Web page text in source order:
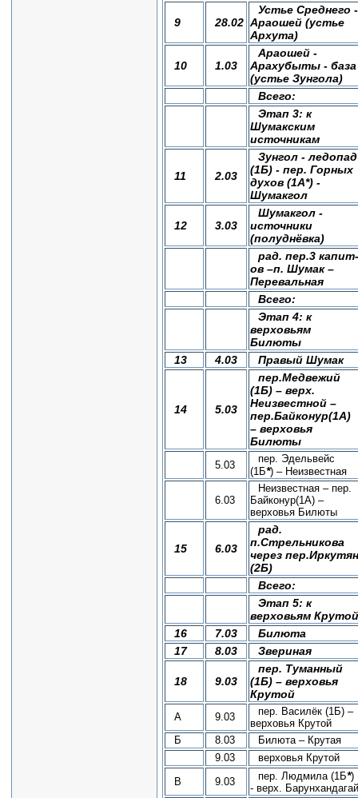
9 28.02
Устье Среднего -
Араошей (устье
Архута)
10 1.03
Араошей -
Арахубыты - база
(устье Зунгола)
Всего:
Этап 3: к
Шумакским
источникам
11 2.03
Зунгол - ледопад
(1Б) - пер. Горных
духов (1А*) -
Шумакгол
12 3.03
Шумакгол -
источники
(полуднёвка)
рад. пер.3 капит-
ов –п. Шумак –
Перевальная
Всего:
Этап 4: к
верховьям
Билюты
13
4.03 Правый Шумак
14 5.03
пер.Медвежий
(1Б) – верх.
Неизвестной –
пер.Байконур(1А)
– верховья
Билюты
5.03
пер. Эдельвейс
(1Б*) – Неизвестная
6.03
Неизвестная – пер.
Байконур(1А) –
верховья Билюты
15 6.03
рад.
п.Стрельникова
через пер.Иркутян
(2Б)
Всего:
Этап 5: к
верховьям Крутой
16
7.03
Билюта
17
8.03 Звериная
18 9.03
пер. Туманный
(1Б) – верховья
Крутой
А 9.03
пер. Василёк (1Б) –
верховья Крутой
Б
8.03
Билюта – Крутая
9.03
верховья Крутой
В
9.03 пер. Людмила (1Б*)
- верх. Барунхандагай